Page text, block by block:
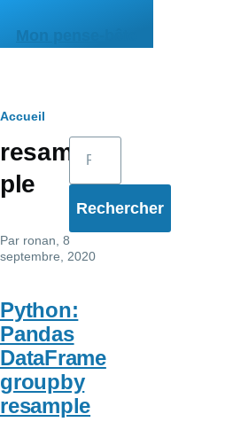
Mon pense-bête
Fil
d'Ariane
Accueil
resam
ple
Par ronan , 8
septembre, 2020
Python:
Pandas
DataFrame
groupby
resample
Rechercher